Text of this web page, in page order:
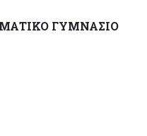
ΓΥΜΝΑΣΙΟ